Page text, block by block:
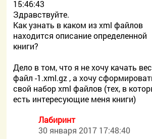
15:46:43
Здравствуйте.
Как узнать в каком из xml файлов
находится описание определенной
книги?
Дело в том, что я не хочу качать
файл -1.xml.gz , а хочу
свой набор xml файлов (тех, в
есть интересующие меня книги)
Лабиринт
30 января 2017 17:48:40